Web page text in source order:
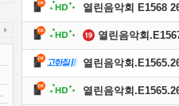
열린음악회 E1568
열린음악회
열린음악회
열린음악회